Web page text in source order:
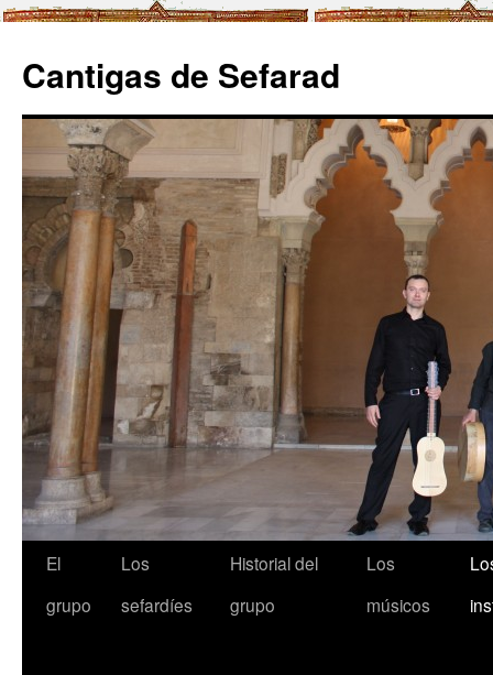
Cantigas de Sefarad
El
grupo
Los
sefardíes
Historial del
grupo
Los
músicos